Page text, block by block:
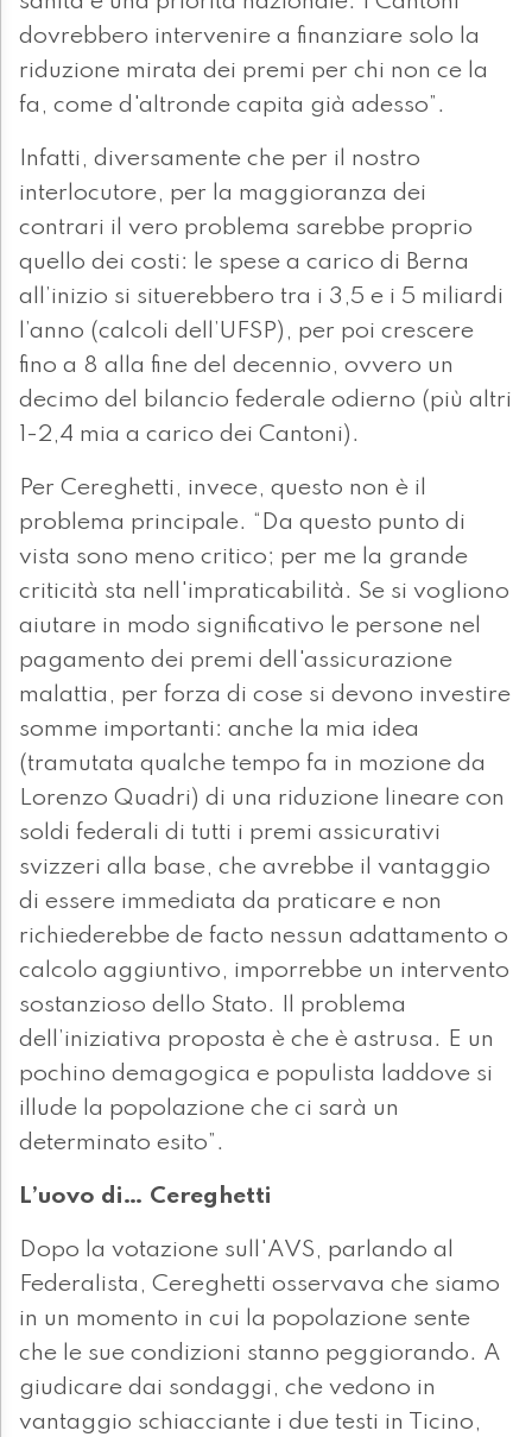
dovrebbero intervenire a finanziare solo la
riduzione mirata dei premi per chi non ce la
fa, come d'altronde capita già adesso”.
Infatti, diversamente che per il nostro
interlocutore, per la maggioranza dei
contrari il vero problema sarebbe proprio
quello dei costi: le spese a carico di Berna
all’inizio si situerebbero tra i 3,5 e i 5 miliardi
l’anno (calcoli dell’UFSP), per poi crescere
fino a 8 alla fine del decennio, ovvero un
decimo del bilancio federale odierno (più altri
1-2,4 mia a carico dei Cantoni).
Per Cereghetti, invece, questo non è il
problema principale. “Da questo punto di
vista sono meno critico; per me la grande
criticità sta nell'impraticabilità. Se si vogliono
aiutare in modo significativo le persone nel
pagamento dei premi dell'assicurazione
malattia, per forza di cose si devono investire
somme importanti: anche la mia idea
(tramutata qualche tempo fa in mozione da
Lorenzo Quadri) di una riduzione lineare con
soldi federali di tutti i premi assicurativi
svizzeri alla base, che avrebbe il vantaggio
di essere immediata da praticare e non
richiederebbe de facto nessun adattamento o
calcolo aggiuntivo, imporrebbe un intervento
sostanzioso dello Stato. Il problema
dell’iniziativa proposta è che è astrusa. E un
pochino demagogica e populista laddove si
illude la popolazione che ci sarà un
determinato esito”.
L’uovo di… Cereghetti
Dopo la votazione sull'AVS, parlando al
Federalista, Cereghetti osservava che siamo
in un momento in cui la popolazione sente
che le sue condizioni stanno peggiorando. A
giudicare dai sondaggi, che vedono in
vantaggio schiacciante i due testi in Ticino,